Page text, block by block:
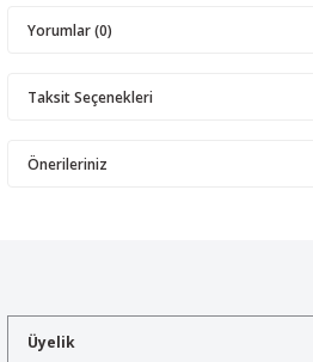
Yorumlar (0)
Taksit Seçenekleri
Önerileriniz
Üyelik